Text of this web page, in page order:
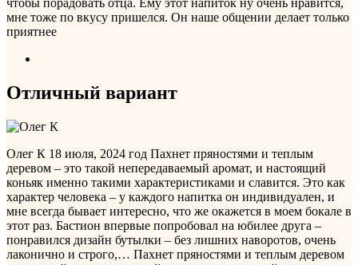
мне тоже по вкусу пришелся. Он наше общении делает только
приятнее
Отличный вариант
Олег К 18 июля, 2024 год Пахнет пряностями и теплым
деревом – это такой непередаваемый аромат, и настоящий
коньяк именно такими характеристиками и славится. Это как
характер человека – у каждого напитка он индивидуален, и
мне всегда бывает интересно, что же окажется в моем бокале в
этот раз. Бастион впервые попробовал на юбилее друга –
понравился дизайн бутылки – без лишних наворотов, очень
лаконично и строго,… Пахнет пряностями и теплым деревом